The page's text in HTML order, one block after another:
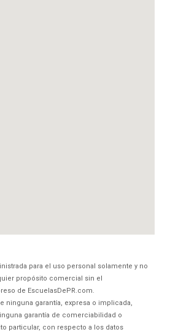
para el uso personal solamente y no
propósito comercial sin el
de EscuelasDePR.com.
ninguna garantía, expresa o implicada,
garantía de comerciabilidad o
particular, con respecto a los datos